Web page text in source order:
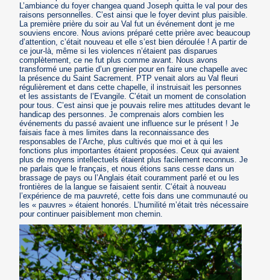
L’ambiance du foyer changea quand Joseph quitta le val pour des
raisons personnelles. C’est ainsi que le foyer devint plus paisible.
La première prière du soir au Val fut un événement dont je me
souviens encore. Nous avions préparé cette prière avec beaucoup
d’attention, c’était nouveau et elle s’est bien déroulée ! A partir de
ce jour-là, même si les violences n’étaient pas disparues
complètement, ce ne fut plus comme avant. Nous avons
transformé une partie d’un grenier pour en faire une chapelle avec
la présence du Saint Sacrement. PTP venait alors au Val fleuri
régulièrement et dans cette chapelle, il instruisait les personnes
et les assistants de l’Evangile. C’était un moment de consolation
pour tous. C’est ainsi que je pouvais relire mes attitudes devant le
handicap des personnes. Je comprenais alors combien les
événements du passé avaient une influence sur le présent ! Je
faisais face à mes limites dans la reconnaissance des
responsables de l’Arche, plus cultivés que moi et à qui les
fonctions plus importantes étaient proposées. Ceux qui avaient
plus de moyens intellectuels étaient plus facilement reconnus. Je
ne parlais que le français, et nous étions sans cesse dans un
brassage de pays ou l’Anglais était couramment parlé et ou les
frontières de la langue se faisaient sentir. C’était à nouveau
l’expérience de ma pauvreté, cette fois dans une communauté ou
les « pauvres » étaient honorés. L’humilité m’était très nécessaire
pour continuer paisiblement mon chemin.